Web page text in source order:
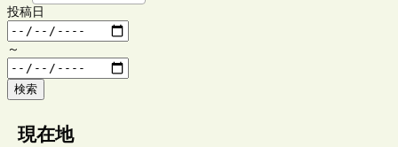
投稿日
～
検索
現在地